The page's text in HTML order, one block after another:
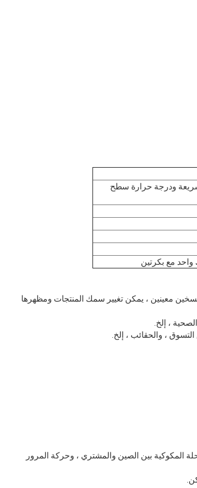
ودرجة حرارة سطح
مع بكرتين
معينين ، يمكن تغيير سمك المنتجات ومظهرها
، إلخ.
، والحقائب ، إلخ.
المكوكية بين الصين والمشتري ، وحركة المرور